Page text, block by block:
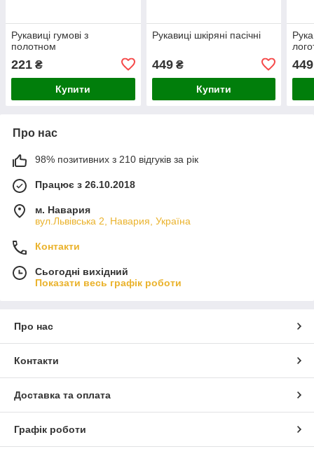
Рукавиці гумові з
полотном
221 ₴
Купити
Рукавиці шкіряні пасічні
449₴
Купити
449
Про нас
98% позитивних з 210 відгуків за рік
Працює з 26.10.2018
м. Навария
вул.Львівська 2, Навария, Україна
Контакти
Сьогодні вихідний
Показати весь графік роботи
Про нас
Контакти
Доставка та оплата
Графік роботи